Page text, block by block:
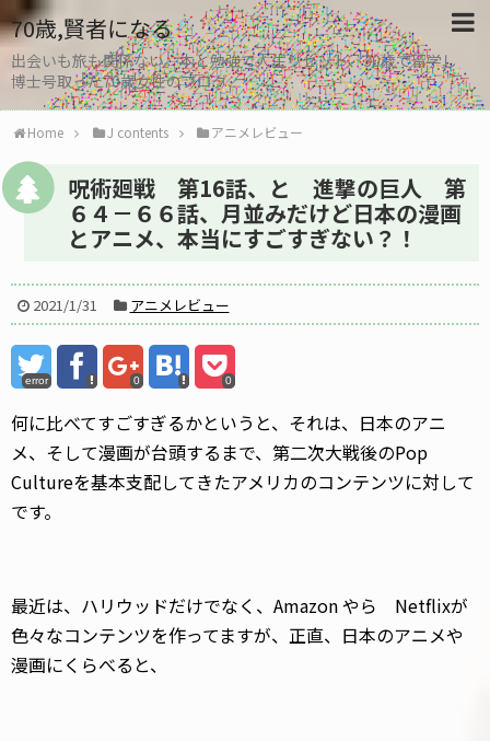
70歳,賢者になる
出会いも旅も関係ない。本と勉強で人生リセット、30歳で留学し
博士号取った70歳女性のブログ
Home J contents アニメレビュー
呪術廻戦 第16話、と 進撃の巨人 第
６４－６６話、月並みだけど日本の漫画
とアニメ、本当にすごすぎない？！
2021/1/31 アニメレビュー
error 0 0
何に比べてすごすぎるかというと、それは、日本のアニ
メ、そして漫画が台頭するまで、第二次大戦後のPop
Cultureを基本支配してきたアメリカのコンテンツに対して
です。
最近は、ハリウッドだけでなく、Amazon やら Netflixが
色々なコンテンツを作ってますが、正直、日本のアニメや
漫画にくらべると、